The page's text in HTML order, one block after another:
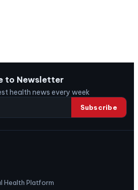
to Newsletter
health news every week
Subscribe
Health Platform